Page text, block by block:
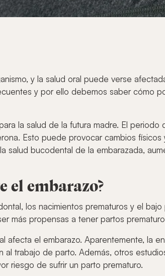
y la salud oral puede verse
y por ello debemos saber cómo
la salud de la futura madre. El periodo
Esto puede provocar cambios físicos
salud bucodental de la embarazada,
el embarazo?
los nacimientos prematuros y el bajo
más propensas a tener partos
afecta el embarazo. Aparentemente, la
trabajo de parto. Además, otros
riesgo de sufrir un parto prematuro.